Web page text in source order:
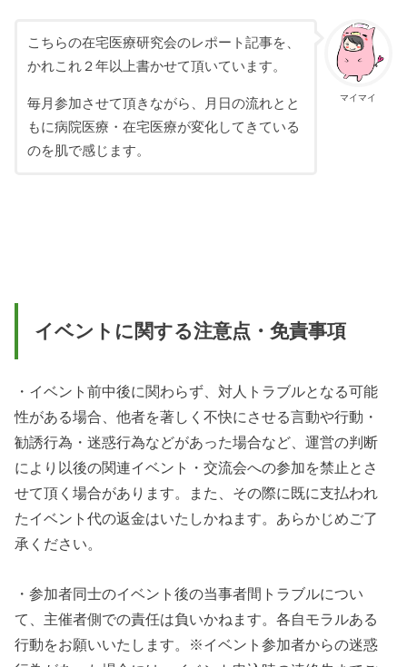
マイマイ
こちらの在宅医療研究会のレポート記事を、
かれこれ２年以上書かせて頂いています。
毎月参加させて頂きながら、月日の流れとと
もに病院医療・在宅医療が変化してきている
のを肌で感じます。
イベントに関する注意点・免責事項
・イベント前中後に関わらず、対人トラブルとなる可能
性がある場合、他者を著しく不快にさせる言動や行動・
勧誘行為・迷惑行為などがあった場合など、運営の判断
により以後の関連イベント・交流会への参加を禁止とさ
せて頂く場合があります。また、その際に既に支払われ
たイベント代の返金はいたしかねます。あらかじめご了
承ください。
・参加者同士のイベント後の当事者間トラブルについ
て、主催者側での責任は負いかねます。各自モラルある
行動をお願いいたします。※イベント参加者からの迷惑